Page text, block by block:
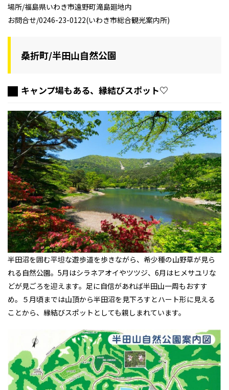
場所/福島県いわき市遠野町滝島廻地内
お問合せ/0246-23-0122(いわき市総合観光案内所)
桑折町/半田山自然公園
キャンプ場もある、縁結びスポット♡
半田沼を囲む平坦な遊歩道を歩きながら、希少種の山野草が見ら
れる自然公園。5月はシラネアオイやツツジ、6月はヒメサユリな
どが見ごろを迎えます。足に自信があれば半田山一周もおすす
め。５月頃までは山頂から半田沼を見下ろすとハート形に見える
ことから、縁結びスポットとしても親しまれています。